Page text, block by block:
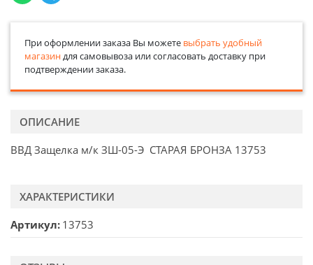
При оформлении заказа Вы можете выбрать удобный
магазиндля самовывоза или согласовать доставку при
подтверждении заказа.
ОПИСАНИЕ
ВВД Защелка м/к ЗШ-05-Э СТАРАЯ БРОНЗА 13753
ХАРАКТЕРИСТИКИ
Артикул 13753